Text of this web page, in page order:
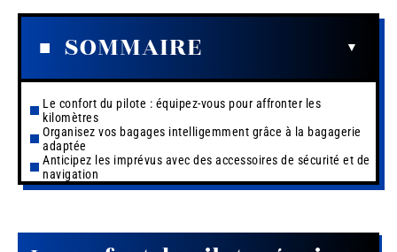
SOMMAIRE
Le confort du pilote : équipez-vous pour affronter les
kilomètres
Organisez vos bagages intelligemment grâce à la bagagerie
adaptée
Anticipez les imprévus avec des accessoires de sécurité et de
navigation